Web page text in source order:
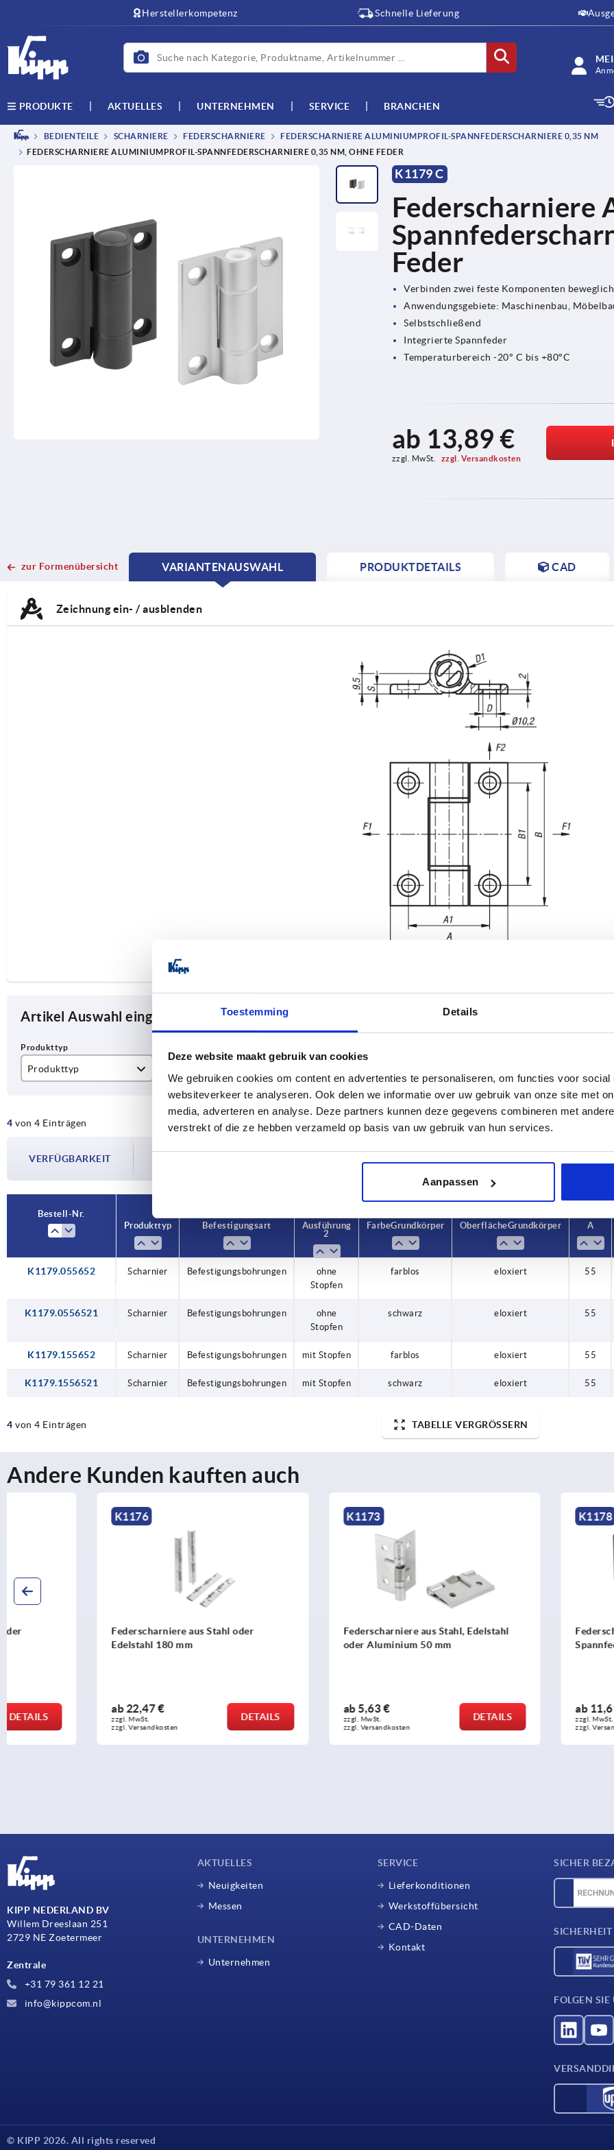
Toestemming Details
Deze website maakt gebruik van cookies
We gebruiken cookies om content en advertenties te personaliseren, om functies voor social
websiteverkeer te analyseren. Ook delen we informatie over uw gebruik van onze site met
media, adverteren en analyse. Deze partners kunnen deze gegevens combineren met
verstrekt of die ze hebben verzameld op basis van uw gebruik van hun services.
Aanpassen
Herstellerkompetenz Schnelle Lieferung
PRODUKTE AKTUELLES UNTERNEHMEN SERVICE BRANCHEN
BEDIENTEILE SCHARNIERE FEDERSCHARNIERE
FEDERSCHARNIERE ALUMINIUMPROFIL-SPANNFEDERSCHARNIERE 0,35 NM
FEDERSCHARNIERE ALUMINIUMPROFIL-SPANNFEDERSCHARNIERE 0,35 NM, OHNE FEDER
K1179 C
Feder
Verbinden zwei feste Komponenten
Anwendungsgebiete: Maschinenbau,
Selbstschließend
Integrierte Spannfeder
Temperaturbereich -20° C bis +80°C
ab 13,89 €
zzgl. MwSt. zzgl. Versandkosten
zur Formenübersicht
VARIANTENAUSWAHL
CURRENT
CURRENT
PRODUKTDETAILS CAD
Zeichnung ein- / ausblenden
Artikel Auswahl eingrenzen
Produkttyp
Befestigungsbohrungen mit Stopfen
ohne Stopfen
farblos
schwarz
eloxiert
4 von 4 Einträgen TABELLE VERGRÖSSERN
VERFÜGBARKEIT
1-3 Tage
4-20 Tage
Bestell-Nr.
Produkttyp
Befestigungsart
Ausführung
2
Farbe Grundkörper Oberfläche Grundkörper A
Scharnier Befestigungsbohrungen
ohne
Stopfen
farblos eloxiert 55
Scharnier Befestigungsbohrungen
ohne
Stopfen
schwarz eloxiert 55
Scharnier Befestigungsbohrungen mit Stopfen farblos eloxiert 55
Scharnier Befestigungsbohrungen mit Stopfen schwarz eloxiert 55
Bestell-Nr.
Produkttyp
Befestigungsart
Ausführung
2
Farbe Grundkörper Oberfläche Grundkörper A
K1179.055652 Scharnier Befestigungsbohrungen
ohne
Stopfen
farblos eloxiert 55
K1179.0556521 Scharnier Befestigungsbohrungen
ohne
Stopfen
schwarz eloxiert 55
K1179.155652 Scharnier Befestigungsbohrungen mit Stopfen farblos eloxiert 55
K1179.1556521 Scharnier Befestigungsbohrungen mit Stopfen schwarz eloxiert 55
4 von 4 Einträgen TABELLE VERGRÖSSERN
Andere Kunden kauften auch
Federscharniere aus Stahl oder
22,47 €
zzgl. MwSt.
zzgl. Versandkosten
Federscharniere aus Stahl, Edelstahl
oder Aluminium 50 mm
5,63 €
zzgl. MwSt.
zzgl. Versandkosten
Federscharniere
Spannfederscharniere 0,20
11,61 €
zzgl. MwSt.
zzgl. Versandkosten
KIPP NEDERLAND BV
Willem Dreeslaan 251
2729 NE Zoetermeer
Zentrale
+31 79 361 12 21
info@kippcom.nl
AKTUELLES
Neuigkeiten
Messen
UNTERNEHMEN
Unternehmen
SERVICE
Lieferkonditionen
Werkstoffübersicht
CAD-Daten
Kontakt
SICHER
FOLGEN SIE
© KIPP 2026. All rights reserved